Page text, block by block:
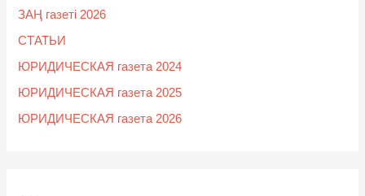
ЗАҢ газеті 2026
СТАТЬИ
ЮРИДИЧЕСКАЯ газета 2024
ЮРИДИЧЕСКАЯ газета 2025
ЮРИДИЧЕСКАЯ газета 2026